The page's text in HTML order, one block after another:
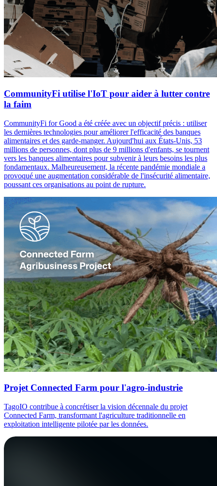
CommunityFi utilise l'IoT pour aider à lutter contre
la faim
CommunityFi for Good a été créée avec un objectif précis : utiliser
les dernières technologies pour améliorer l'efficacité des banques
alimentaires et des garde-manger. Aujourd'hui aux États-Unis, 53
millions de personnes, dont plus de 9 millions d'enfants, se tournent
vers les banques alimentaires pour subvenir à leurs besoins les plus
fondamentaux. Malheureusement, la récente pandémie mondiale a
provoqué une augmentation considérable de l'insécurité alimentaire,
poussant ces organisations au point de rupture.
Projet Connected Farm pour l'agro-industrie
TagoIO contribue à concrétiser la vision décennale du projet
Connected Farm, transformant l'agriculture traditionnelle en
exploitation intelligente pilotée par les données.